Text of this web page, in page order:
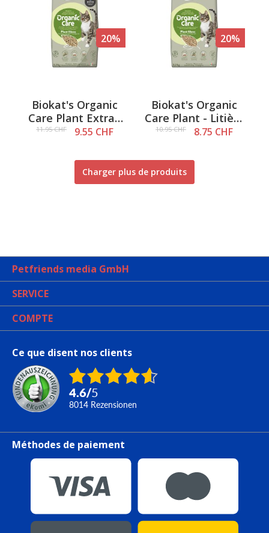
20%
Biokat's Organic
Care Plant Extra -
Litière pour chat à
végétales, 3,2 kg
11.95 CHF 9.55 CHF
20%
Biokat's Organic
Care Plant - Litière
pour chat à base
végétales, 3,2 kg
10.95 CHF 8.75 CHF
Charger plus de produits
Petfriends media GmbH
SERVICE
COMPTE
Ce que disent nos clients
4.6/5
8014 Rezensionen
Méthodes de paiement